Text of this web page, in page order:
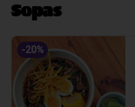
Sopas
-20%